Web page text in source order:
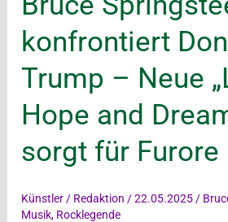
konfrontiert
Trump – Neue
Hope and
sorgt für Furore
Künstler / Redaktion /22.05.2025 /
Musik, Rocklegende